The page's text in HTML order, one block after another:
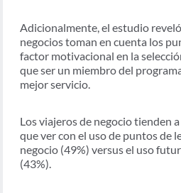
Adicionalmente, el estudio
negocios toman en cuenta los
factor motivacional en la
que ser un miembro del
mejor servicio.
Los viajeros de negocio tienden
que ver con el uso de puntos de
negocio (49%) versus el uso
(43%).